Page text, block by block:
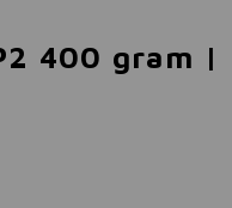
400 gram |